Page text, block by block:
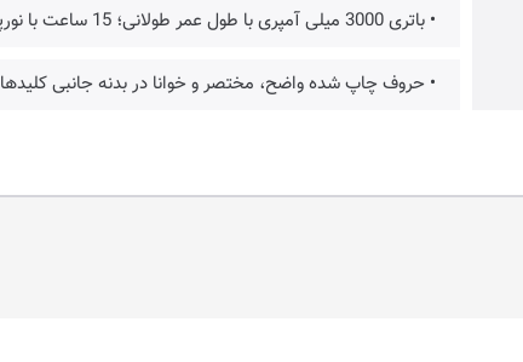
• باتری 3000 میلی آمپری با طول عمر طولانی؛ 15 ساعت با نورپردازی روشن ؛ چراغ هشدار اتمام شارژ
• حروف چاپ شده واضح، مختصر و خوانا در بدنه جانبی کلید‌ها